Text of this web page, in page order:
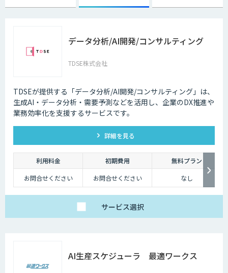
データ分析/AI開発/コンサルティング
TDSE株式会社
TDSEが提供する「データ分析/AI開発/コンサルティング」は、
生成AI・データ分析・需要予測などを活用し、企業のDX推進や
業務効率化を支援するサービスです。
詳細を見る
利用料金 初期費用
無料プラン
お問合せください
お問合せください なし
サービス選択
AI生産スケジューラ 最適ワークス